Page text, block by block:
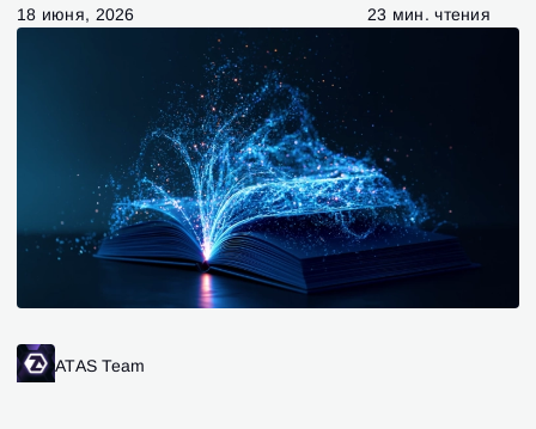
18 июня, 2026 23 мин. чтения
ATAS Team
Вход
Введи адрес электронной почты, и мы отправим
ссылку для создания нового пароля.
Регистрация